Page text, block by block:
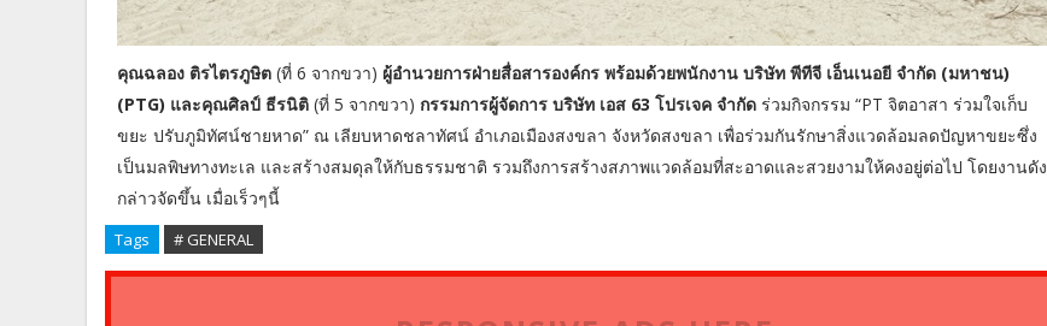
คุณฉลอง ติรไตรภูษิต (ที่ 6 จากขวา) ผู้อำนวยการฝ่ายสื่อสารองค์กร พร้อมด้วยพนักงาน บริษัท พีทีจี เอ็นเนอยี จำกัด (มหาชน)
(PTG) และคุณศิลป์ ธีรนิติ (ที่ 5 จากขวา) กรรมการผู้จัดการ บริษัท เอส 63 โปรเจค จำกัด ร่วมกิจกรรม “PT จิตอาสา ร่วมใจเก็บ
ขยะ ปรับภูมิทัศน์ชายหาด” ณ เลียบหาดชลาทัศน์ อำเภอเมืองสงขลา จังหวัดสงขลา เพื่อร่วมกันรักษาสิ่งแวดล้อมลดปัญหาขยะซึ่ง
เป็นมลพิษทางทะเล และสร้างสมดุลให้กับธรรมชาติ รวมถึงการสร้างสภาพแวดล้อมที่สะอาดและสวยงามให้คงอยู่ต่อไป โดยงานดัง
กล่าวจัดขึ้น เมื่อเร็วๆนี้
Tags # GENERAL